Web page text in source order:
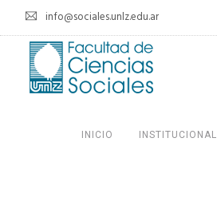
info@sociales.unlz.edu.ar
INICIO INSTITUCIONAL